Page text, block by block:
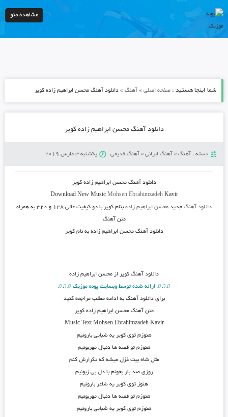
مشاهده منو
شما اینجا هستید : صفحه اصلی» آهنگ» دانلود آهنگ محسن ابراهیم زاده کویر
دانلود آهنگ محسن ابراهیم زاده کویر
دسته : آهنگ» آهنگ ایرانی» آهنگ قدیمی یکشنبه 3 مارس 2019
دانلود آهنگمحسن ابراهیم زاده کویر
Download New Music Mohsen EbrahimzadehKavir
دانلود آهنگجدید محسن ابراهیم زادهبنام کویر
با دو کیفیت عالی ۱۲۸ و ۳۲۰ به همراه
متن آهنگ
دانلود آهنگمحسن ابراهیم زاده به نام کویر
دانلود آهنگکویر از محسن ابراهیم زاده
♫♫♫ ارائه شده توسط وبسایت پونه موزیک ♫♫♫
برای دانلود آهنگ به ادامه مطلب مراجعه کنید
متن آهنگ محسن ابراهیم زاده کویر
Music Text Mohsen Ebrahimzadeh Kavir
هنوزم توی کویر یه شبایی بارونیم
هنوزم تو قصه ها دنبال مهربونیم
مثل شاه بیت غزل میشه که تکرارش کنم
روزی صد بار بخونم با دل بی زبونیم
هنوز توی کویر یه شاعر بارونیم
هنوزم تو قصه ها دنبال مهربونیم
هنوزم توی کویر یه شبایی بارونیم